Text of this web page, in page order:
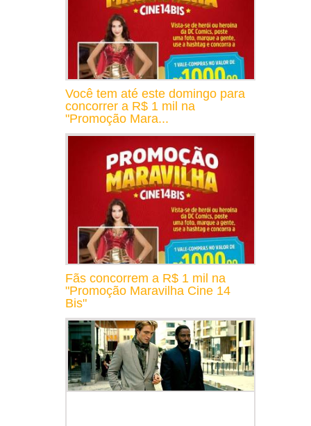
Você tem até este domingo para
concorrer a R$ 1 mil na
"Promoção Mara...
Fãs concorrem a R$ 1 mil na
"Promoção Maravilha Cine 14
Bis"